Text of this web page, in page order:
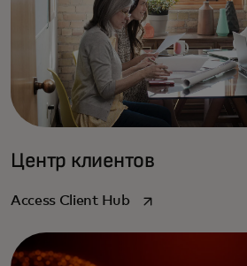
Центр клиентов
Access Client Hubopens in a new tab